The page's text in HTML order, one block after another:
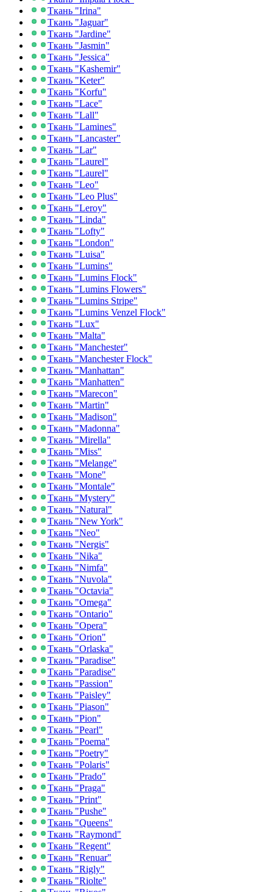
Ткань "Irina"
Ткань "Jaguar"
Ткань "Jardine"
Ткань "Jasmin"
Ткань "Jessica"
Ткань "Kashemir"
Ткань "Keter"
Ткань "Korfu"
Ткань "Lace"
Ткань "Lall"
Ткань "Lamines"
Ткань "Lancaster"
Ткань "Lar"
Ткань "Laurel"
Ткань "Laurel"
Ткань "Leo"
Ткань "Leo Plus"
Ткань "Leroy"
Ткань "Linda"
Ткань "Lofty"
Ткань "London"
Ткань "Luisa"
Ткань "Lumins"
Ткань "Lumins Flock"
Ткань "Lumins Flowers"
Ткань "Lumins Stripe"
Ткань "Lumins Venzel Flock"
Ткань "Lux"
Ткань "Malta"
Ткань "Manchester"
Ткань "Manchester Flock"
Ткань "Manhattan"
Ткань "Manhatten"
Ткань "Marecon"
Ткань "Martin"
Ткань "Madison"
Ткань "Madonna"
Ткань "Mirella"
Ткань "Miss"
Ткань "Melange"
Ткань "Mone"
Ткань "Montale"
Ткань "Mystery"
Ткань "Natural"
Ткань "New York"
Ткань "Neo"
Ткань "Nergis"
Ткань "Nika"
Ткань "Nimfa"
Ткань "Nuvola"
Ткань "Octavia"
Ткань "Omega"
Ткань "Ontario"
Ткань "Opera"
Ткань "Orion"
Ткань "Orlaska"
Ткань "Paradise"
Ткань "Paradise"
Ткань "Passion"
Ткань "Paisley"
Ткань "Piason"
Ткань "Pion"
Ткань "Pearl"
Ткань "Poema"
Ткань "Poetry"
Ткань "Polaris"
Ткань "Prado"
Ткань "Praga"
Ткань "Print"
Ткань "Pushe"
Ткань "Queens"
Ткань "Raymond"
Ткань "Regent"
Ткань "Renuar"
Ткань "Rigly"
Ткань "Riolte"